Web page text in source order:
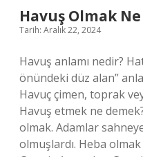
Havuş Olmak
Tarih: Aralık 22, 2024
Havuş anlamı nedir?
önündeki düz alan”
Havuç çimen, toprak
Havuş etmek ne
olmak. Adamlar
olmuşlardı. Heba